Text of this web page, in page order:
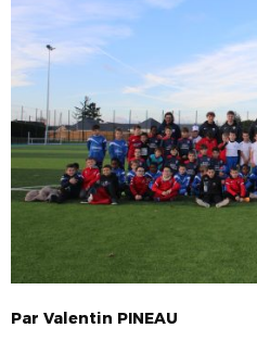
Par Valentin PINEAU